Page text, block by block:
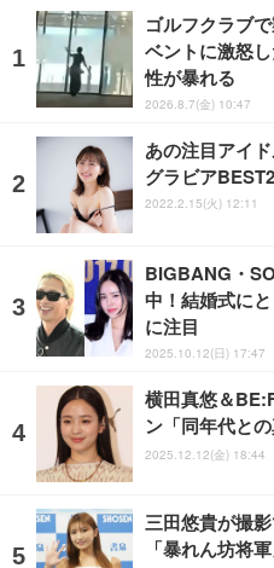
ゴルフクラブ
ベントに激怒
性が暴れる
2026.8.7(金) 10:47
あの注目アイ
グラビア
2022.2.15(火) 12:11
BIGBANG・
中！結婚式に
に注目
2025.10.12(日) 17:47
横田真悠＆
ン「同年代と
2025.12.12(金) 18:44
三田悠貴が撮
「暴れん坊将